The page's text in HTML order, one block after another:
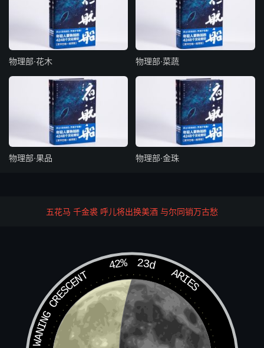
澶渊（澶音禅。今开州）。槜李（槜音醉。在嘉兴）。
郎曋（曋音枕）。
犍为（犍音干。蜀郡名）。
（厂木）穰（（厂木）音縻）。
叴犹（音仇由。邑名）。
毋掇（音无拙。县属益州）。泊罗（泊音博。县名）。
岢岚（音可婪。州名。近太原）。庴县（庴县音疾。县名。
祊（音崩。郑地）。渑池（渑音免。县在河南）。
袲（音侈，上声。宋地）。
物理部·花木 物理部·菜蔬
物理部·果品 物理部·金珠
五花马 千金裘 呼儿将出换美酒 与尔同销万古愁
42% 23d
ARIES
WANING CRESCENT